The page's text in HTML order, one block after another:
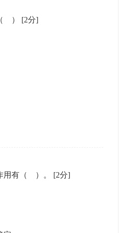
） [2分]
用有（ ）。 [2分]